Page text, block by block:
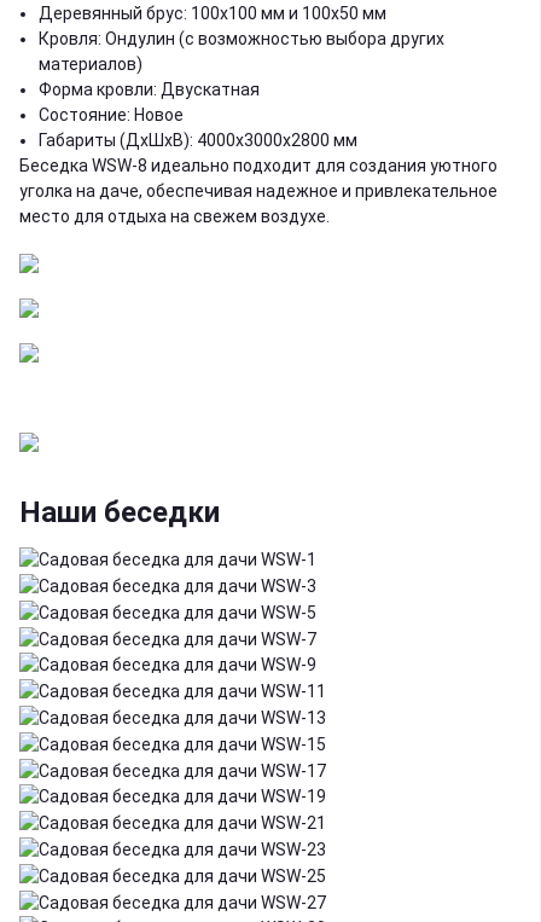
Деревянный брус: 100x100 мм и 100x50 мм
Кровля: Ондулин (с возможностью выбора других
материалов)
Форма кровли: Двускатная
Состояние: Новое
Габариты (ДхШхВ): 4000x3000x2800 мм
Беседка WSW-8 идеально подходит для создания уютного
уголка на даче, обеспечивая надежное и привлекательное
место для отдыха на свежем воздухе.
Наши беседки